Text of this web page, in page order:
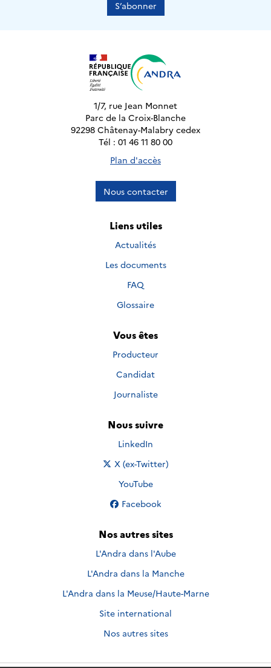
S’abonner
1/7, rue Jean Monnet
Parc de la Croix-Blanche
92298 Châtenay-Malabry cedex
Tél : 01 46 11 80 00
Plan d'accès
Nous contacter
Liens utiles
Actualités
Les documents
FAQ
Glossaire
Vous êtes
Producteur
Candidat
Journaliste
Nous suivre
Nous suivre sur
LinkedIn
Nous suivre sur
X (ex-Twitter)
Nous suivre sur
YouTube
Nous suivre sur
Facebook
Nos autres sites
L'Andra dans l'Aube
L'Andra dans la Manche
L'Andra dans la Meuse/Haute-Marne
Site international
Nos autres sites